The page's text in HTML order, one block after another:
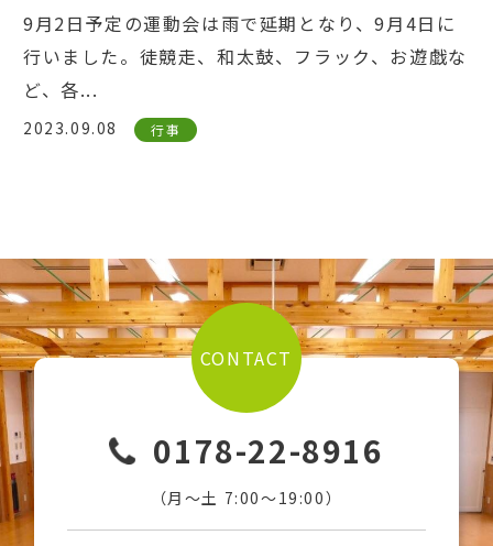
9月2日予定の運動会は雨で延期となり、9月4日に
行いました。徒競走、和太鼓、フラック、お遊戯な
ど、各...
2023.09.08 行事
CONTACT
0178-22-8916
（月〜土 7:00〜19:00）